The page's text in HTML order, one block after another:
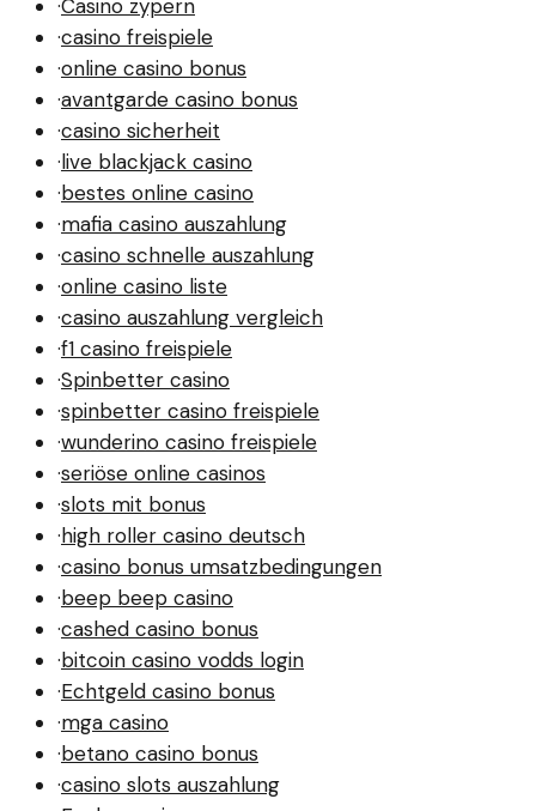
·Casino zypern
·casino freispiele
·online casino bonus
·avantgarde casino bonus
·casino sicherheit
·live blackjack casino
·bestes online casino
·mafia casino auszahlung
·casino schnelle auszahlung
·online casino liste
·casino auszahlung vergleich
·f1 casino freispiele
·Spinbetter casino
·spinbetter casino freispiele
·wunderino casino freispiele
·seriöse online casinos
·slots mit bonus
·high roller casino deutsch
·casino bonus umsatzbedingungen
·beep beep casino
·cashed casino bonus
·bitcoin casino vodds login
·Echtgeld casino bonus
·mga casino
·betano casino bonus
·casino slots auszahlung